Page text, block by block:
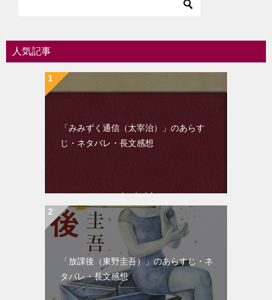
シ人気記事
「みみずく通信（太宰治）」のあらす
じ・ネタバレ・長文感想
「放課後（東野圭吾）」のあらすじ・ネ
タバレ・長文感想